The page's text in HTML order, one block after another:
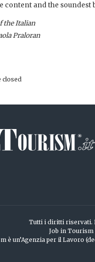
content and the soundest
the Italian
Praloran
closed
Tutti i diritti riservati.
Job in Tourism
è un’Agenzia per il Lavoro